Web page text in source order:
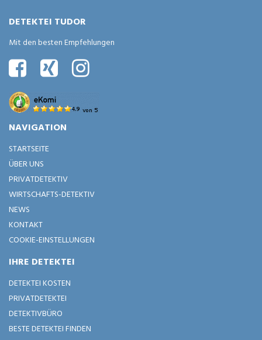
DETEKTEI TUDOR
Mit den besten Empfehlungen
NAVIGATION
STARTSEITE
ÜBER UNS
PRIVATDETEKTIV
WIRTSCHAFTS-DETEKTIV
NEWS
KONTAKT
COOKIE-EINSTELLUNGEN
IHRE DETEKTEI
DETEKTEI KOSTEN
PRIVATDETEKTEI
DETEKTIVBÜRO
BESTE DETEKTEI FINDEN